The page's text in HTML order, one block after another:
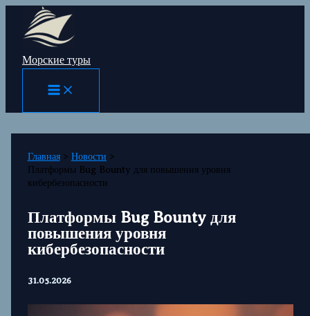
Перейти
содержимому
Морские туры
Главная
Новости
Платформы Bug Bounty для повышения уровня
кибербезопасности
Платформы Bug Bounty для
повышения уровня
кибербезопасности
31.05.2026